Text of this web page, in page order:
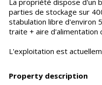
La propriété dispose d'un
parties de stockage sur
stabulation libre d'environ
traite + aire d'alimentation
L'exploitation est
Property description